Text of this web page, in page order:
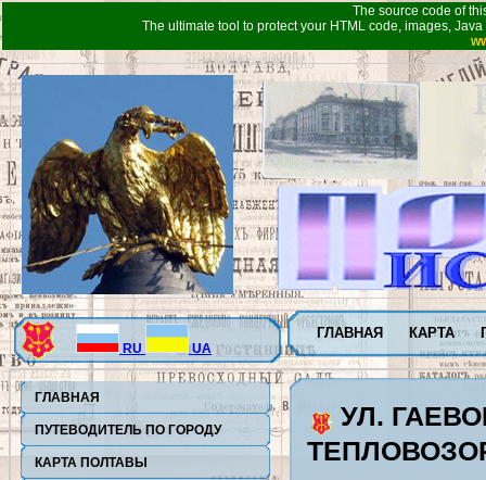
The source code of
The ultimate tool to protect your HTML code, images,
ГЛАВНАЯ КАРТА
RU UA
ГЛАВНАЯ
ПУТЕВОДИТЕЛЬ ПО ГОРОДУ
КАРТА ПОЛТАВЫ
УЛ.